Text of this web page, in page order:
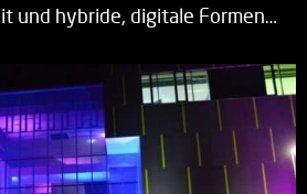
und hybride, digitale Formen…